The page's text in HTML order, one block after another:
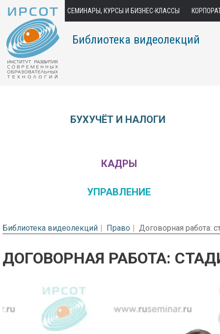
СЕМИНАРЫ, КУРСЫ И БИЗНЕС-КЛАССЫ
Библиотека видеолекций
БУХУЧЁТ И НАЛОГИ
КАДРЫ
УПРАВЛЕНИЕ
Библиотека видеолекций Право Договорная работа:
ДОГОВОРНАЯ РАБОТА:
Предварительный просмотр.